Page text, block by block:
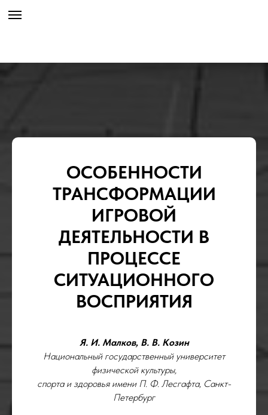
ОСОБЕННОСТИ
ТРАНСФОРМАЦИИ
ИГРОВОЙ
ДЕЯТЕЛЬНОСТИ В
ПРОЦЕССЕ
СИТУАЦИОННОГО
ВОСПРИЯТИЯ
Я. И. Малков, В. В. Козин
Национальный государственный университет
физической культуры,
спорта и здоровья имени П. Ф. Лесгафта, Санкт-
Петербург